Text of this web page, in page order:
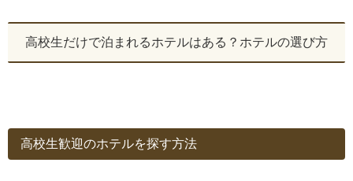
高校生だけで泊まれるホテルはある？ホテルの選び方
高校生歓迎のホテルを探す方法